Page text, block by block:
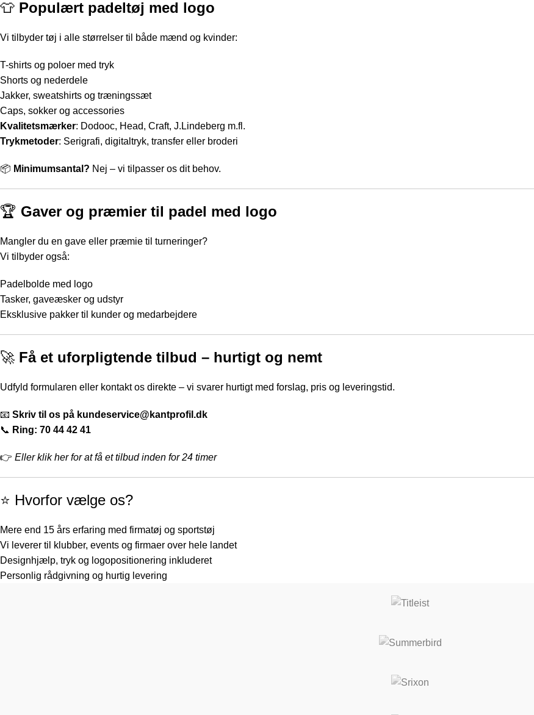
👕 Populært padeltøj med logo
Vi tilbyder tøj i alle størrelser til både mænd og kvinder:
T-shirts og poloer med tryk
Shorts og nederdele
Jakker, sweatshirts og træningssæt
Caps, sokker og accessories
Kvalitetsmærker: Dodooc, Head, Craft, J.Lindeberg m.fl.
Trykmetoder: Serigrafi, digitaltryk, transfer eller broderi
📦 Minimumsantal? Nej – vi tilpasser os dit behov.
🏆 Gaver og præmier til padel med logo
Mangler du en gave eller præmie til turneringer?
Vi tilbyder også:
Padelbolde med logo
Tasker, gaveæsker og udstyr
Eksklusive pakker til kunder og medarbejdere
🚀 Få et uforpligtende tilbud – hurtigt og nemt
Udfyld formularen eller kontakt os direkte – vi svarer hurtigt med forslag, pris og leveringstid.
📧 Skriv til os på kundeservice@kantprofil.dk
📞 Ring: 70 44 42 41
👉 Eller klik her for at få et tilbud inden for 24 timer
⭐️ Hvorfor vælge os?
Mere end 15 års erfaring med firmatøj og sportstøj
Vi leverer til klubber, events og firmaer over hele landet
Designhjælp, tryk og logopositionering inkluderet
Personlig rådgivning og hurtig levering